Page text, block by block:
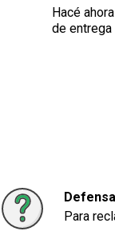
Hacé
de
Para